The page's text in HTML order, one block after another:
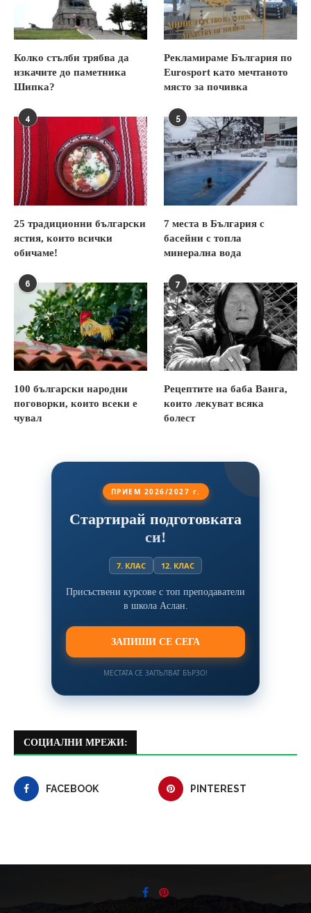
Колко стълби трябва да
изкачите до паметника
Шипка?
Рекламираме България по
Eurosport като мечтаното
място за почивка
4
25 традиционни български
ястия, които всички
обичаме!
5
7 места в България с
басейни с топла
минерална вода
6
100 български народни
поговорки, които всеки е
чувал
7
Рецептите на баба Ванга,
които лекуват всяка
болест
ПРИЕМ 2026/2027 г.
Стартирай подготовката
си!
7. КЛАС 12. КЛАС
Присъствени курсове с топ преподаватели
в школа Аслан.
ЗАПИШИ СЕ СЕГА
МЕСТАТА СЕ ЗАПЪЛВАТ БЪРЗО!
СОЦИАЛНИ МРЕЖИ:
FACEBOOK PINTEREST